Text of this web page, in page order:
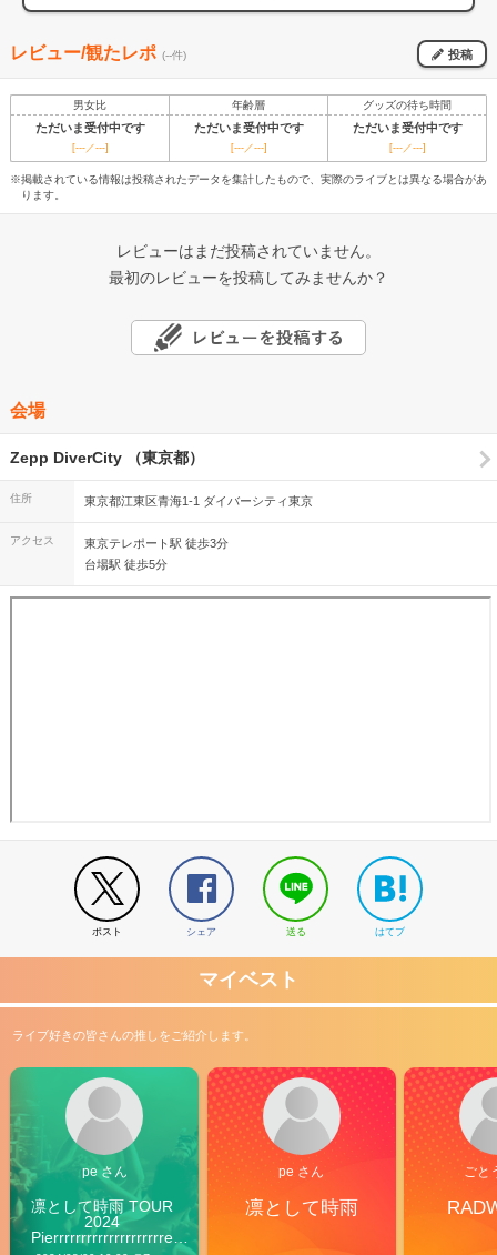
レビュー/観たレポ (--件) 投稿
男女比 年齢層 グッズの待ち時間
ただいま受付中です ただいま受付中です ただいま受付中です
[---／---] [---／---] [---／---]
※掲載されている情報は投稿されたデータを集計したもので、実際のライブとは異なる場合があ
ります。
レビューはまだ投稿されていません。
最初のレビューを投稿してみませんか？
会場
Zepp DiverCity （東京都）
住所 東京都江東区青海1-1 ダイバーシティ東京
アクセス
東京テレポート駅 徒歩3分
台場駅 徒歩5分
ポスト シェア 送る はてブ
マイベスト
ライブ好きの皆さんの推しをご紹介します。
pe さん
凛として時雨 TOUR
2024
Pierrrrrrrrrrrrrrrrrrrre
pe さん
凛として時雨
ごと